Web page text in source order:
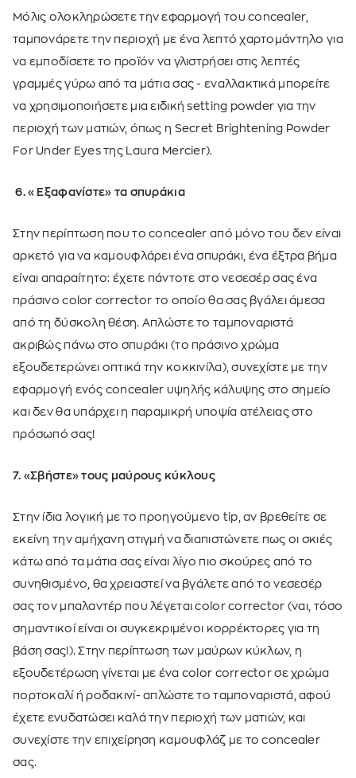
Μόλις ολοκληρώσετε την εφαρμογή του concealer,
ταμπονάρετε την περιοχή με ένα λεπτό χαρτομάντηλο για
να εμποδίσετε το προϊόν να γλιστρήσει στις λεπτές
γραμμές γύρω από τα μάτια σας - εναλλακτικά μπορείτε
να χρησιμοποιήσετε μια ειδική setting powder για την
περιοχή των ματιών, όπως η Secret Brightening Powder
For Under Eyes της Laura Mercier).
6. «Εξαφανίστε» τα σπυράκια
Στην περίπτωση που το concealer από μόνο του δεν είναι
αρκετό για να καμουφλάρει ένα σπυράκι, ένα έξτρα βήμα
είναι απαραίτητο: έχετε πάντοτε στο νεσεσέρ σας ένα
πράσινο color corrector το οποίο θα σας βγάλει άμεσα
από τη δύσκολη θέση. Απλώστε το ταμποναριστά
ακριβώς πάνω στο σπυράκι (το πράσινο χρώμα
εξουδετερώνει οπτικά την κοκκινίλα), συνεχίστε με την
εφαρμογή ενός concealer υψηλής κάλυψης στο σημείο
και δεν θα υπάρχει η παραμικρή υποψία ατέλειας στο
πρόσωπό σας!
7. «Σβήστε» τους μαύρους κύκλους
Στην ίδια λογική με το προηγούμενο tip, αν βρεθείτε σε
εκείνη την αμήχανη στιγμή να διαπιστώνετε πως οι σκιές
κάτω από τα μάτια σας είναι λίγο πιο σκούρες από το
συνηθισμένο, θα χρειαστεί να βγάλετε από το νεσεσέρ
σας τον μπαλαντέρ που λέγεται color corrector (ναι, τόσο
σημαντικοί είναι οι συγκεκριμένοι κορρέκτορες για τη
βάση σας!). Στην περίπτωση των μαύρων κύκλων, η
εξουδετέρωση γίνεται με ένα color corrector σε χρώμα
πορτοκαλί ή ροδακινί- απλώστε το ταμποναριστά, αφού
έχετε ενυδατώσει καλά την περιοχή των ματιών, και
συνεχίστε την επιχείρηση καμουφλάζ με το concealer
σας.